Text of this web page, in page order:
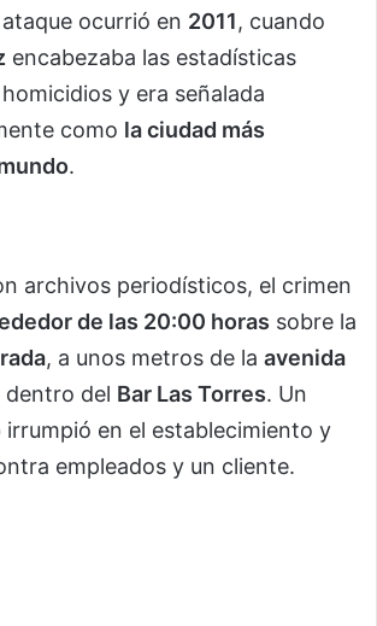
ataque ocurrió en 2011, cuando
encabezaba las estadísticas
y era señalada
como la ciudad más
.
archivos periodísticos, el crimen
de las 20:00 horas sobre la
, a unos metros de la avenida
dentro del Bar Las Torres. Un
irrumpió en el establecimiento y
empleados y un cliente.